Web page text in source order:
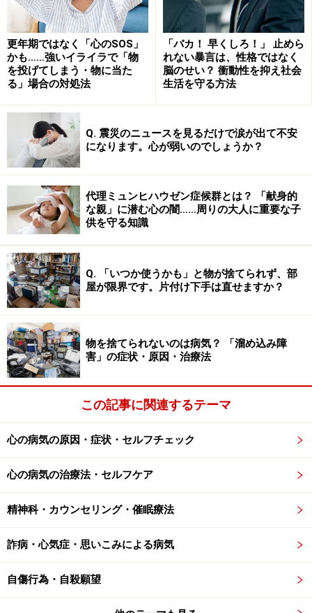
<注>上記の写真は、リメンバー・ザ・カーペンターズ
（Amazon.co.jp)
から引用しました。
＜All About記事＞
太るのがこわい？?拒食症についての記事です。
太宰治の心の病?心の病気と有名人VOL1
※記事内容は執筆時点のものです。最新の内容をご確認くださ
い。
※当サイトにおける医師・医療従事者等による情報の提供は、診
断・治療行為ではありません。診断・治療を必要とする方は、適
切な医療機関での受診をおすすめいたします。記事内容は執筆者
個人の見解によるものであり、全ての方への有効性を保証するも
のではありません。当サイトで提供する情報に基づいて被ったい
かなる損害についても、当社、各ガイド、その他当社と契約した
情報提供者は一切の責任を負いかねます。
免責事項
更年期ではなく「心のSOS」
かも……強いイライラで「物
を投げてしまう・物に当た
る」場合の対処法
「バカ！ 早くしろ！」 止めら
れない暴言は、性格ではなく
脳のせい？ 衝動性を抑え社会
生活を守る方法
Q. 震災のニュースを見るだけで涙が出て不安
になります。心が弱いのでしょうか？
代理ミュンヒハウゼン症候群とは？ 「献身的
な親」に潜む心の闇……周りの大人に重要な子
供を守る知識
Q. 「いつか使うかも」と物が捨てられず、部
屋が限界です。片付け下手は直せますか？
物を捨てられないのは病気？ 「溜め込み障
害」の症状・原因・治療法
この記事に関連するテーマ
心の病気の原因・症状・セルフチェック
心の病気の治療法・セルフケア
精神科・カウンセリング・催眠療法
詐病・心気症・思いこみによる病気
自傷行為・自殺願望